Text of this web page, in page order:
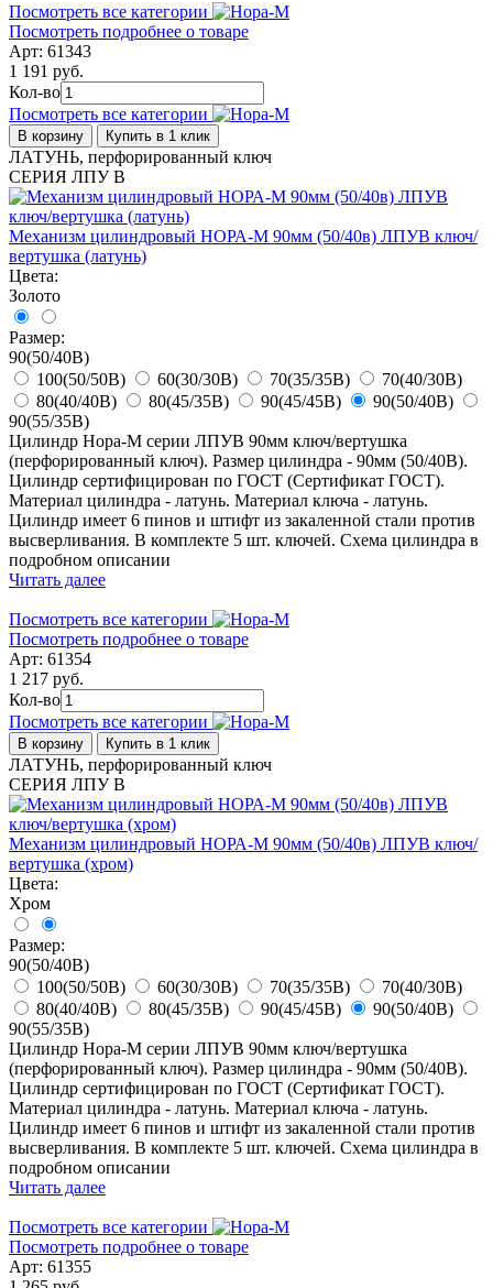
Посмотреть все категории
Посмотреть подробнее о товаре
Арт: 61343
1 191 руб.
Кол-во
Посмотреть все категории
В корзину Купить в 1 клик
ЛАТУНЬ, перфорированный ключ
СЕРИЯ ЛПУ В
Механизм цилиндровый НОРА-М 90мм (50/40в) ЛПУВ ключ/
вертушка (латунь)
Цвета:
Золото
Размер:
90(50/40В)
100(50/50В)
60(30/30В) 70(35/35В)
70(40/30В)
80(40/40В)
80(45/35В) 90(45/45В)
90(50/40В)
90(55/35В)
Цилиндр Нора-М серии ЛПУВ 90мм ключ/вертушка
(перфорированный ключ). Размер цилиндра - 90мм (50/40В).
Цилиндр сертифицирован по ГОСТ (Сертификат ГОСТ).
Материал цилиндра - латунь. Материал ключа - латунь.
Цилиндр имеет 6 пинов и штифт из закаленной стали против
высверливания. В комплекте 5 шт. ключей. Схема цилиндра в
подробном описании
Читать далее
Посмотреть все категории
Посмотреть подробнее о товаре
Арт: 61354
1 217 руб.
Кол-во
Посмотреть все категории
В корзину Купить в 1 клик
ЛАТУНЬ, перфорированный ключ
СЕРИЯ ЛПУ В
Механизм цилиндровый НОРА-М 90мм (50/40в) ЛПУВ ключ/
вертушка (хром)
Цвета:
Хром
Размер:
90(50/40В)
100(50/50В)
60(30/30В) 70(35/35В)
70(40/30В)
80(40/40В)
80(45/35В) 90(45/45В)
90(50/40В)
90(55/35В)
Цилиндр Нора-М серии ЛПУВ 90мм ключ/вертушка
(перфорированный ключ). Размер цилиндра - 90мм (50/40В).
Цилиндр сертифицирован по ГОСТ (Сертификат ГОСТ).
Материал цилиндра - латунь. Материал ключа - латунь.
Цилиндр имеет 6 пинов и штифт из закаленной стали против
высверливания. В комплекте 5 шт. ключей. Схема цилиндра в
подробном описании
Читать далее
Посмотреть все категории
Посмотреть подробнее о товаре
Арт: 61355